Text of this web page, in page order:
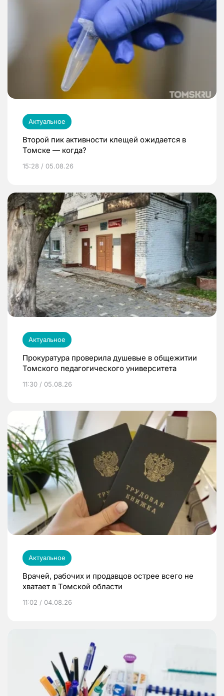
Актуальное
Второй пик активности клещей ожидается в
Томске — когда?
15:28 / 05.08.26
Актуальное
Прокуратура проверила душевые в общежитии
Томского педагогического университета
11:30 / 05.08.26
Актуальное
Врачей, рабочих и продавцов острее всего не
хватает в Томской области
11:02 / 04.08.26